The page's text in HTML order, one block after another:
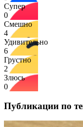
Супер
0
Смешно
4
Удивительно
6
Грустно
2
Злюсь
0
Публикации по